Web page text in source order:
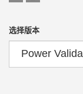
选择版本